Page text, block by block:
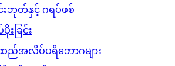
ဘုတ်နှင့် ဂရပ်ဖစ်
းခြင်း
ည်အလိပ်ပရိဘောဂများ